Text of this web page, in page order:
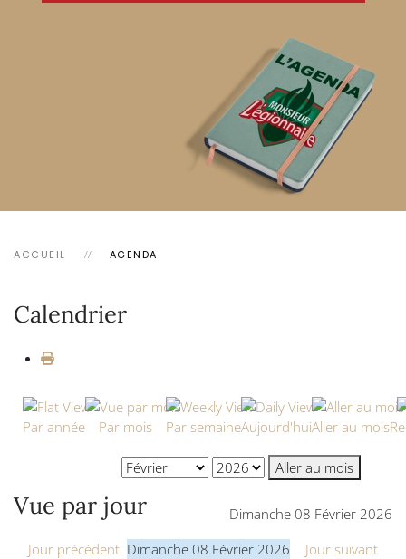
ACCUEIL AGENDA
Calendrier
Par année Par mois Par semaineAujourd'huiAller au mois
Aller au mois
Vue par jour
Dimanche 08 Février 2026
Jour précédent Dimanche 08 Février 2026
Jour suivant